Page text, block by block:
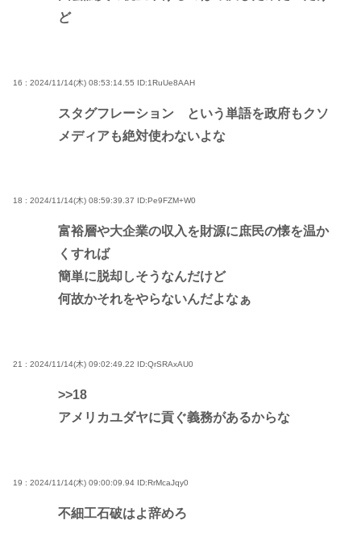
ど
16 : 2024/11/14(木) 08:53:14.55 ID:1RuUe8AAH
スタグフレーション という単語を政府もクソ
メディアも絶対使わないよな
18 : 2024/11/14(木) 08:59:39.37 ID:Pe9FZM+W0
富裕層や大企業の収入を財源に庶民の懐を温か
くすれば
簡単に脱却しそうなんだけど
何故かそれをやらないんだよなぁ
21 : 2024/11/14(木) 09:02:49.22 ID:QrSRAxAU0
>>18
アメリカユダヤに貢ぐ義務があるからな
19 : 2024/11/14(木) 09:00:09.94 ID:RrMcaJqy0
不細工石破はよ辞めろ